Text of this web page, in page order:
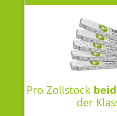
Pro Zollstock
der